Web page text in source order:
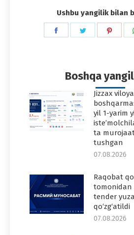
Ushbu yangilik bilan
Share
Share
Boshqa
Jizzax
yil 1-yarim
ta
tushgan
07.08.2026
Raqobat
tomonidan
tender
qo‘zg‘atildi
07.08.2026